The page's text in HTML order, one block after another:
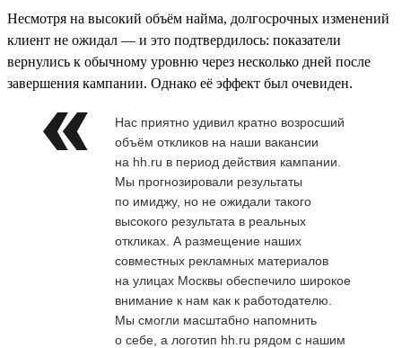
Несмотря на высокий объём найма, долгосрочных изменений
клиент не ожидал — и это подтвердилось: показатели
вернулись к обычному уровню через несколько дней после
завершения кампании. Однако её эффект был очевиден.
Нас приятно удивил кратно возросший
объём откликов на наши вакансии
на hh.ru в период действия кампании.
Мы прогнозировали результаты
по имиджу, но не ожидали такого
высокого результата в реальных
откликах. А размещение наших
совместных рекламных материалов
на улицах Москвы обеспечило широкое
внимание к нам как к работодателю.
Мы смогли масштабно напомнить
о себе, а логотип hh.ru рядом с нашим